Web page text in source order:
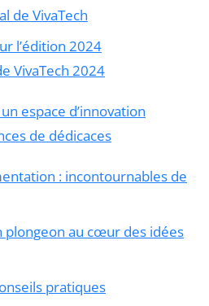
de VivaTech
l’édition 2024
VivaTech 2024
espace d’innovation
de dédicaces
: incontournables de
plongeon au cœur des idées
pratiques